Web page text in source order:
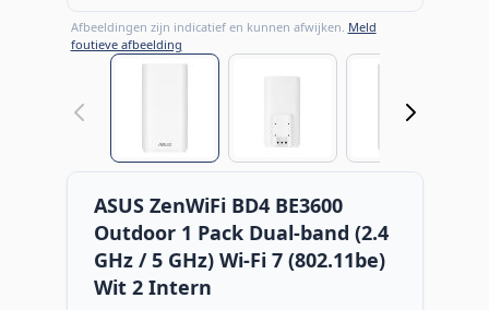
Afbeeldingen zijn indicatief en kunnen afwijken. Meld
foutieve afbeelding
View larger imageView larger image
ASUS ZenWiFi BD4 BE3600
Outdoor 1 Pack Dual-band (2.4
GHz / 5 GHz) Wi-Fi 7 (802.11be)
Wit 2 Intern